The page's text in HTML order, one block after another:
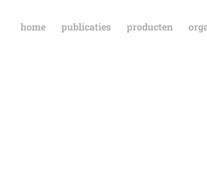
home publicaties producten